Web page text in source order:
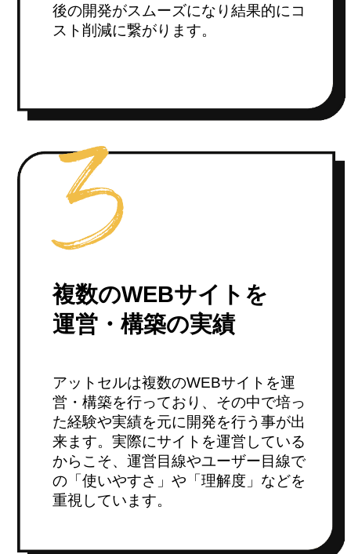
後の開発がスムーズになり結果的にコ
スト削減に繋がります。
複数のWEBサイトを
運営・構築の実績
アットセルは複数のWEBサイトを運
営・構築を行っており、その中で培っ
た経験や実績を元に開発を行う事が出
来ます。実際にサイトを運営している
からこそ、運営目線やユーザー目線で
の「使いやすさ」や「理解度」などを
重視しています。